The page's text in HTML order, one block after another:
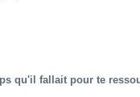
qu'il fallait pour te